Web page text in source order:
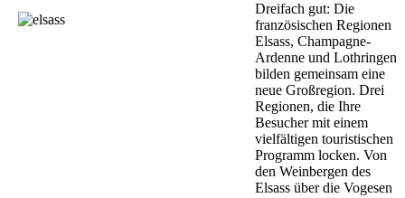
Dreifach gut: Die
französischen Regionen
Elsass, Champagne-
Ardenne und Lothringen
bilden gemeinsam eine
neue Großregion. Drei
Regionen, die Ihre
Besucher mit einem
vielfältigen touristischen
Programm locken. Von
den Weinbergen des
Elsass über die Vogesen